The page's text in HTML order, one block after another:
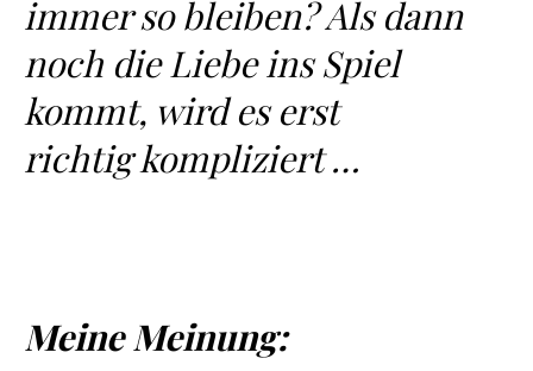
immer so bleiben? Als dann
noch die Liebe ins Spiel
kommt, wird es erst
richtig kompliziert …
Meine Meinung: